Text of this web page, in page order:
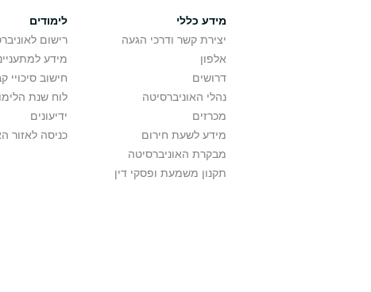
מידע כללי
יצירת קשר ודרכי הגעה
אלפון
דרושים
נהלי האוניברסיטה
מכרזים
מידע לשעת חירום
מבקרת האוניברסיטה
תקנון משמעת ופסקי דין
לימודים
רישום
מידע
חישוב סיכויי
לוח שנת
ידיעונים
כניסה לאזור